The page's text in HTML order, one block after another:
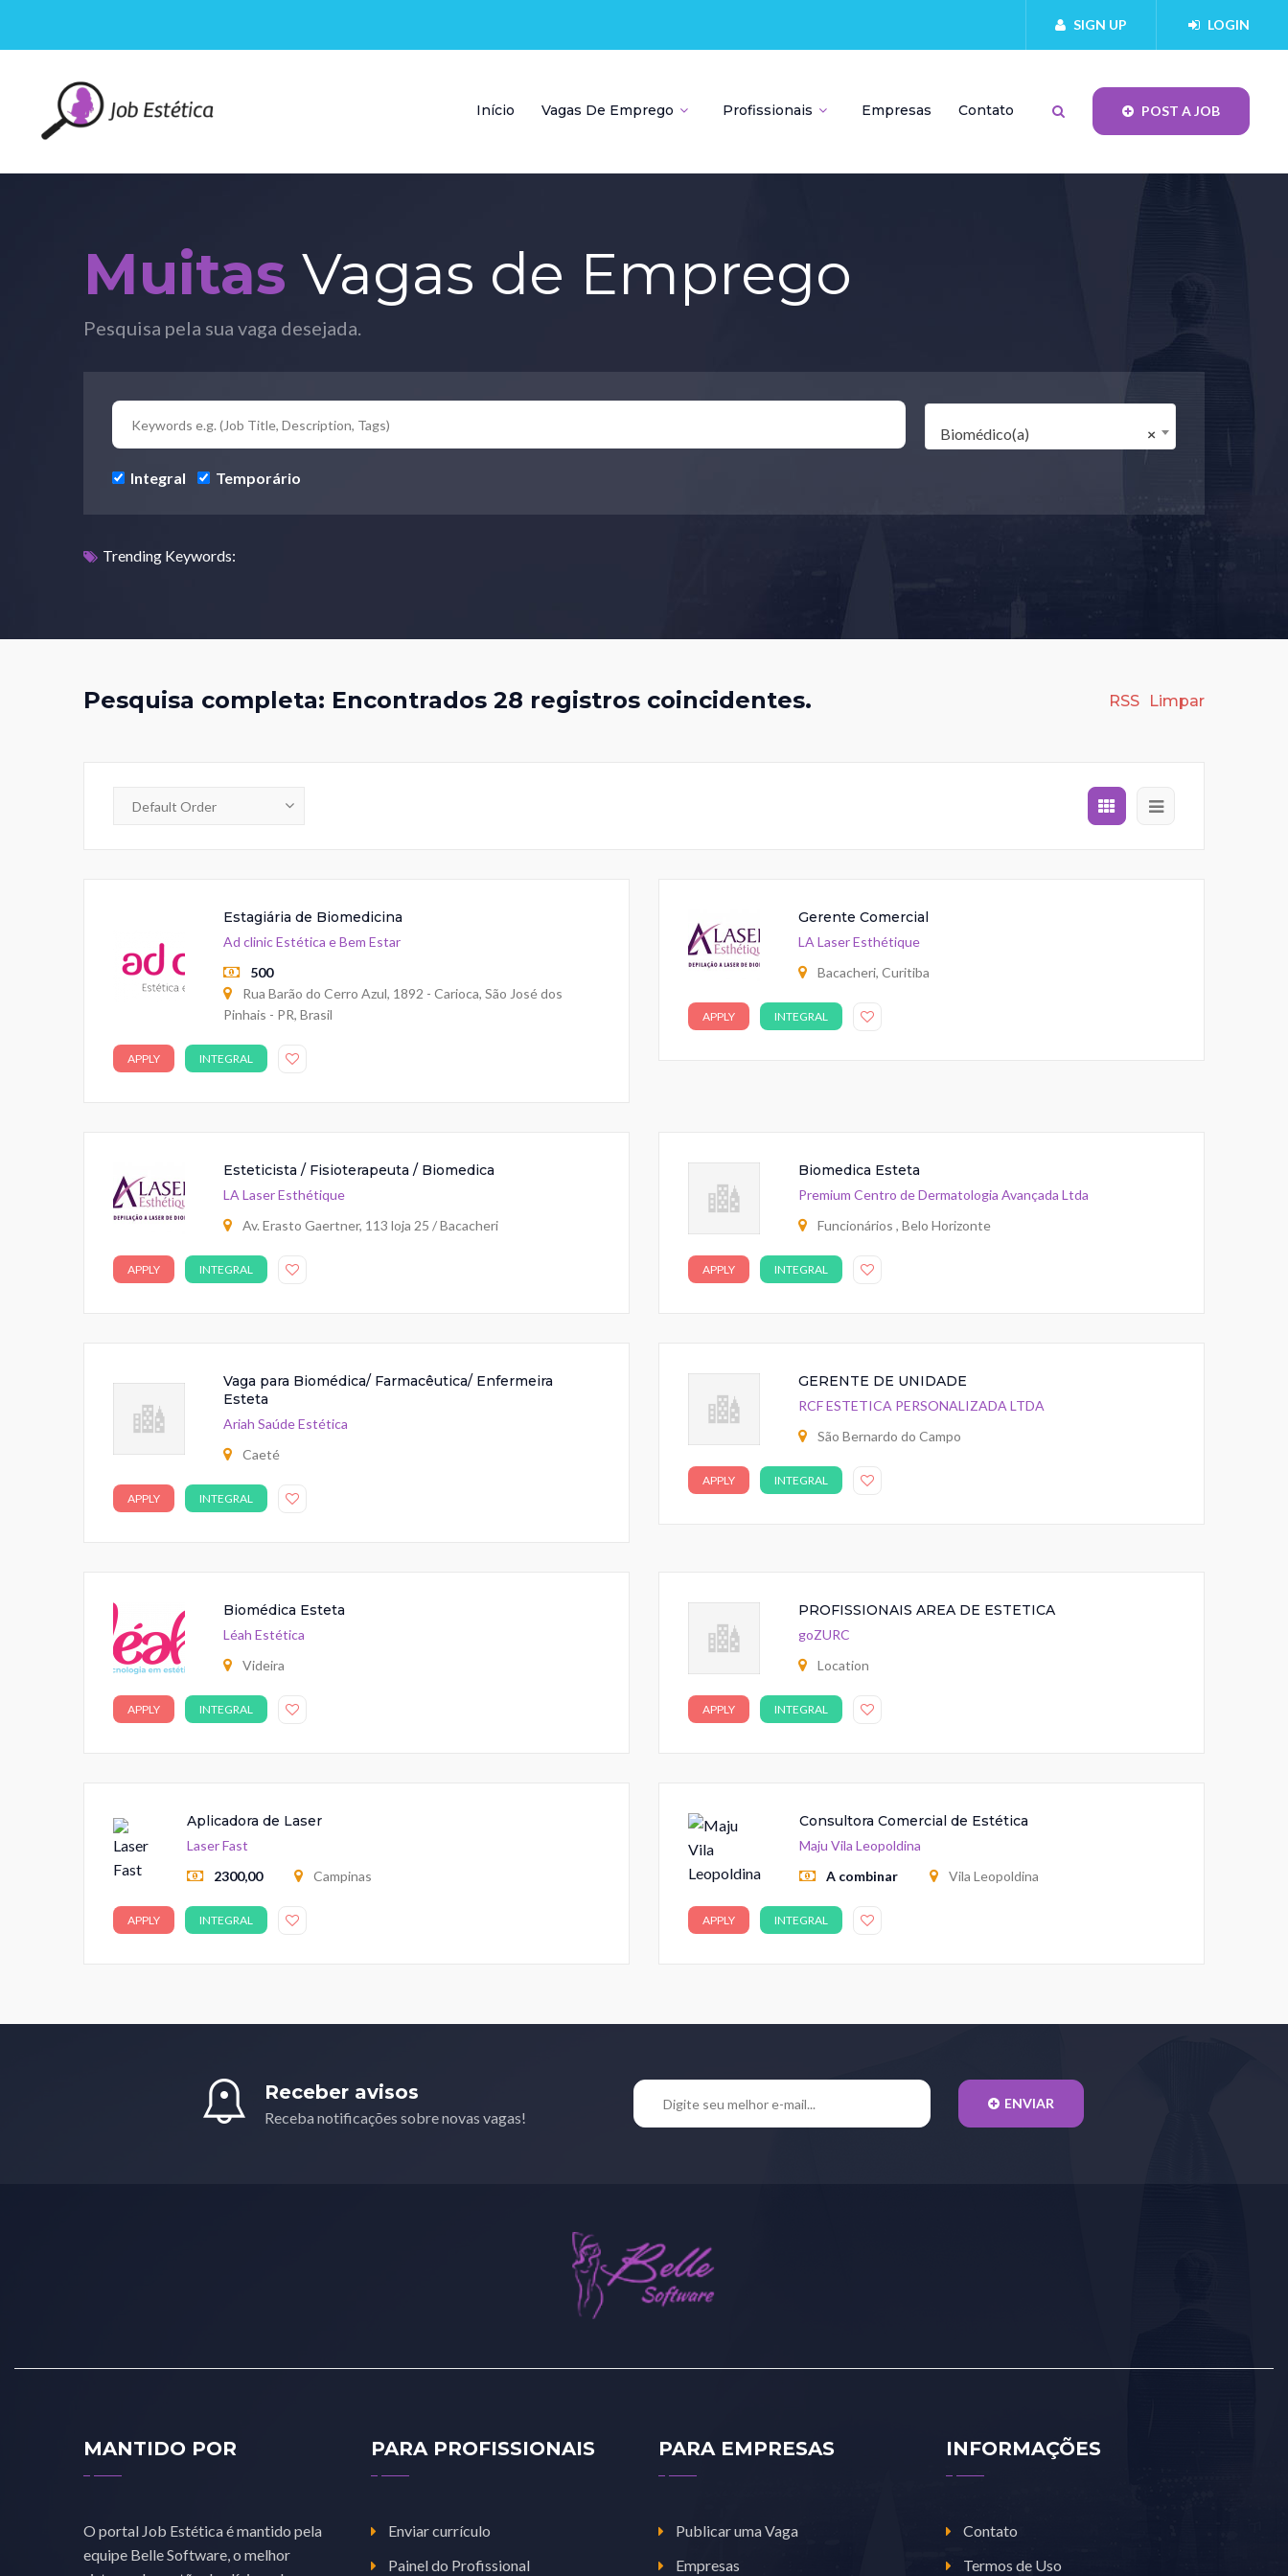
SIGN UP LOGIN
Início Vagas De Emprego Profissionais Empresas Contato POST A JOB
Muitas Vagas de Emprego
Pesquisa pela sua vaga desejada.
×
Biomédico(a)
Integral Temporário
Trending Keywords:
Pesquisa completa: Encontrados 28 registros coincidentes. Limpar
RSS
Estagiária de Biomedicina
Ad clinic Estética e Bem Estar
500
Rua Barão do Cerro Azul, 1892 - Carioca, São José dos
Pinhais - PR, Brasil
APPLY INTEGRAL
Gerente Comercial
LA Laser Esthétique
Bacacheri, Curitiba
APPLY INTEGRAL
Esteticista / Fisioterapeuta / Biomedica
LA Laser Esthétique
Av. Erasto Gaertner, 113 loja 25 / Bacacheri
APPLY INTEGRAL
Biomedica Esteta
Premium Centro de Dermatologia Avançada Ltda
Funcionários , Belo Horizonte
APPLY INTEGRAL
Vaga para Biomédica/ Farmacêutica/ Enfermeira
Esteta
Ariah Saúde Estética
Caeté
APPLY INTEGRAL
GERENTE DE UNIDADE
RCF ESTETICA PERSONALIZADA LTDA
São Bernardo do Campo
APPLY INTEGRAL
Biomédica Esteta
Léah Estética
Videira
APPLY INTEGRAL
PROFISSIONAIS AREA DE ESTETICA
goZURC
Location
APPLY INTEGRAL
Aplicadora de Laser
Laser Fast
2300,00
Campinas
APPLY INTEGRAL
Consultora Comercial de Estética
Maju Vila Leopoldina
A combinar
Vila Leopoldina
APPLY INTEGRAL
Receber avisos
Receba notificações sobre novas vagas!
ENVIAR
MANTIDO POR
O portal Job Estética é mantido pela
equipe Belle Software, o melhor
PARA PROFISSIONAIS
Enviar currículo
Painel do Profissional
PARA EMPRESAS
Publicar uma Vaga
Empresas
INFORMAÇÕES
Contato
Termos de Uso